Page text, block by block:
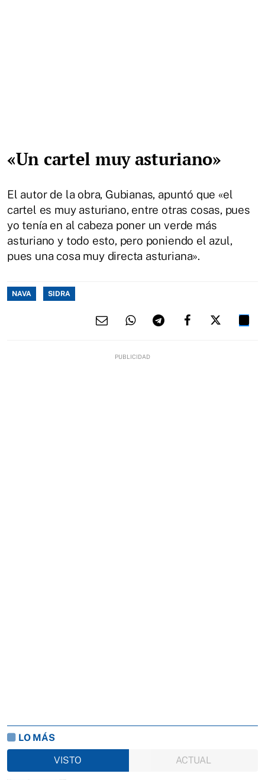
«Un cartel muy asturiano»
El autor de la obra, Gubianas, apuntó que «el
cartel es muy asturiano, entre otras cosas, pues
yo tenía en al cabeza poner un verde más
asturiano y todo esto, pero poniendo el azul,
pues una cosa muy directa asturiana».
NAVA SIDRA
LO MÁS
VISTO
ACTUAL